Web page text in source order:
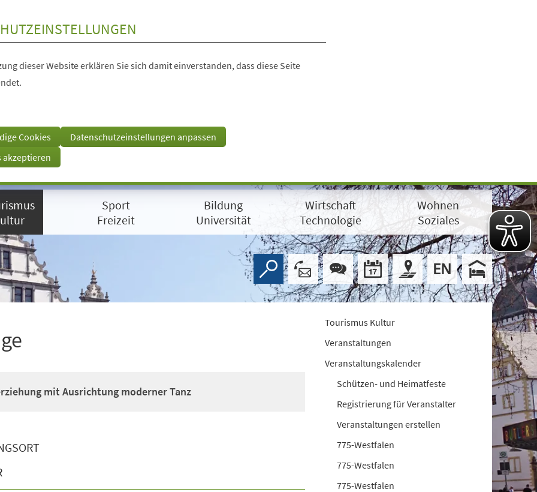
dieser Website erklären Sie sich damit einverstanden, dass diese Seite
Cookies
Datenschutzeinstellungen anpassen
akzeptieren
Sport
Freizeit
Bildung
Universität
Wirtschaft
Technologie
Wohnen
Soziales
mit Ausrichtung moderner Tanz
Tourismus Kultur
Veranstaltungen
Veranstaltungskalender
Schützen- und Heimatfeste
Registrierung für Veranstalter
Veranstaltungen erstellen
775-Westfalen
775-Westfalen
775-Westfalen